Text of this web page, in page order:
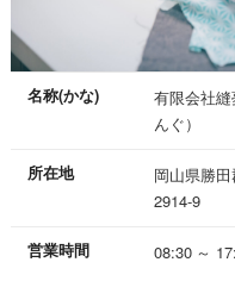
名称(かな)
有限会社
んぐ）
所在地
岡山県勝
2914-9
営業時間
08:30 ～